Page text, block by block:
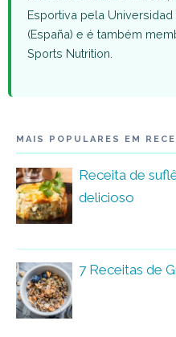
Esportiva pela
(España) e é também
Sports Nutrition.
MAIS POPULARES EM
Receita de
delicioso
7 Receitas de